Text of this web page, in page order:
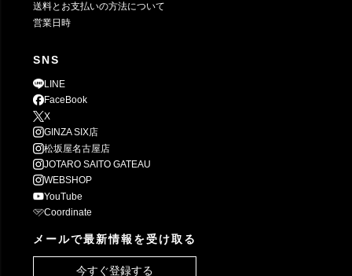
送料とお支払いの方法について
営業日時
SNS
LINE
FaceBook
X
GINZA SIX店
松坂屋名古屋店
JOTARO SAITO GATEAU
WEBSHOP
YouTube
Coordinate
メールで最新情報を受け取る
今すぐ登録する